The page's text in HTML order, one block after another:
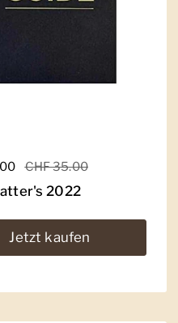
Preis
Sale-Preis
CHF 35.00
2022
Jetzt kaufen